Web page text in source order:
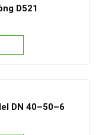
D521
DN 40–50–6